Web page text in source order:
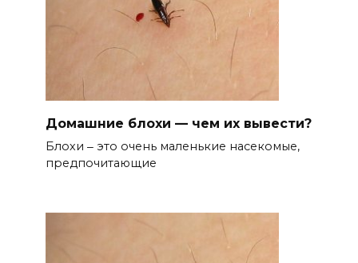
Домашние блохи — чем их вывести?
Блохи ‒ это очень маленькие насекомые,
предпочитающие